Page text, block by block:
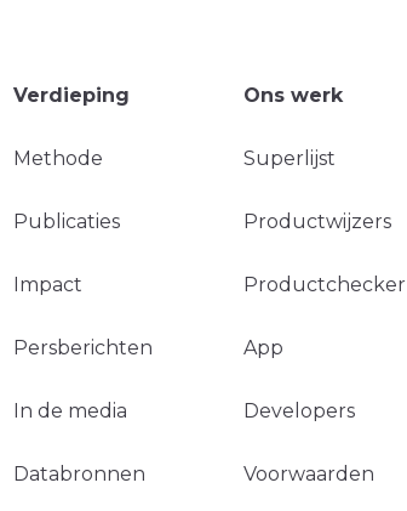
Verdieping
Methode
Publicaties
Impact
Persberichten
In de media
Databronnen
Ons werk
Superlijst
Productwijzers
Productchecker
App
Developers
Voorwaarden